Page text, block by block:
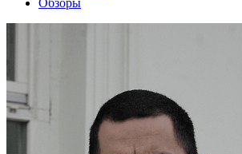
Обзоры